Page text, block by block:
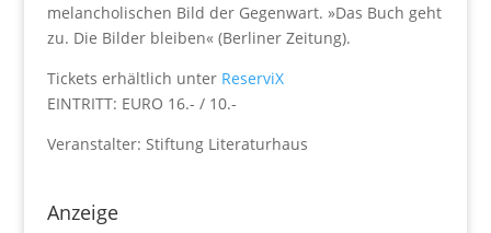
melancholischen Bild der Gegenwart. »Das Buch geht
zu. Die Bilder bleiben« (Berliner Zeitung).
Tickets erhältlich unter ReserviX
EINTRITT: EURO 16.- / 10.-
Veranstalter: Stiftung Literaturhaus
Anzeige